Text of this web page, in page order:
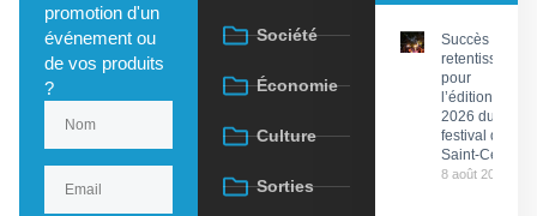
promotion d'un
événement ou
de vos produits
?
Société
Économie
Culture
Sorties
Succès
retentissant
pour
l’édition
2026 du
festival de
Saint-Céré
8 août 2026